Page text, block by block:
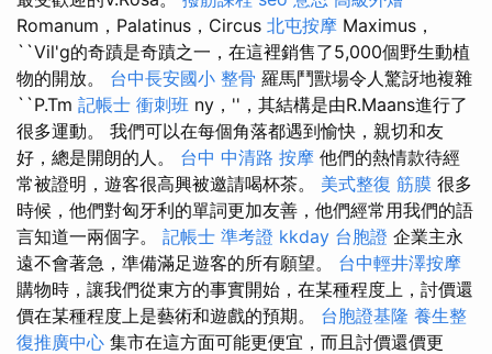
Romanum，Palatinus，Circus 北屯按摩 Maximus，
``Vil'g的奇蹟是奇蹟之一，在這裡銷售了5,000個野生動植
物的開放。 台中長安國小 整骨 羅馬鬥獸場令人驚訝地複雜
``P.Tm 記帳士 衝刺班 ny，''，其結構是由R.Maans進行了
很多運動。 我們可以在每個角落都遇到愉快，親切和友
好，總是開朗的人。 台中 中清路 按摩 他們的熱情款待經
常被證明，遊客很高興被邀請喝杯茶。 美式整復 筋膜 很多
時候，他們對匈牙利的單詞更加友善，他們經常用我們的語
言知道一兩個字。 記帳士 準考證 kkday 台胞證 企業主永
遠不會著急，準備滿足遊客的所有願望。 台中輕井澤按摩
購物時，讓我們從東方的事實開始，在某種程度上，討價還
價在某種程度上是藝術和遊戲的預期。 台胞證基隆 養生整
復推廣中心 集市在這方面可能更便宜，而且討價還價更